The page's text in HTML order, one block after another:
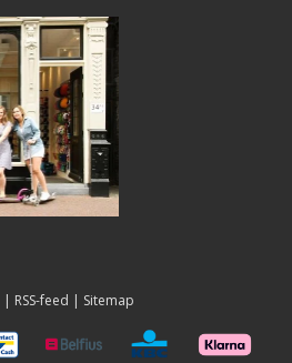
| RSS-feed | Sitemap